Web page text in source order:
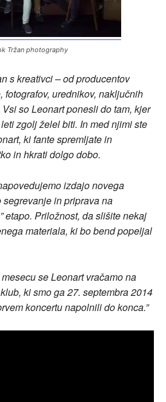
Tržan photography
s kreativci – od producentov
fotografov, urednikov, naključnih
so Leonart ponesli do tam, kjer
zgolj želel biti. In med njimi ste
ki fante spremljate in
in hkrati dolgo dobo.
izdajo novega
segrevanje in priprava na
etapo. Priložnost, da slišite nekaj
materiala, ki bo bend popeljal
se Leonart vračamo na
ki smo ga 27. septembra 2014
koncertu napolnili do konca.”